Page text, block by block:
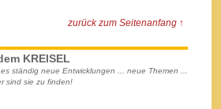
zurück zum Seitenanfang ↑
KREISEL
ständig neue Entwicklungen ... neue Themen ...
sind sie zu finden!